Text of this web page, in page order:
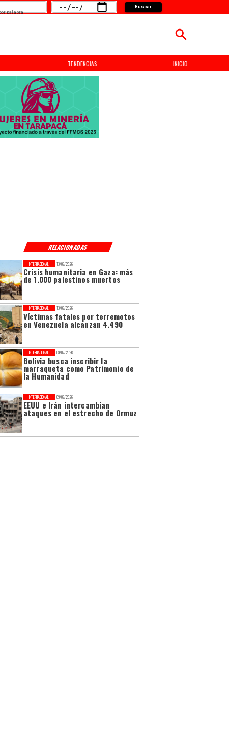
TENDENCIAS INICIO
Buscar
palabra
RELACIONADAS
13/07/2026
Crisis humanitaria en Gaza: más
de 1.000 palestinos muertos
INTERNACIONAL
13/07/2026
Víctimas fatales por terremotos
en Venezuela alcanzan 4.490
INTERNACIONAL
09/07/2026
Bolivia busca inscribir la
marraqueta como Patrimonio de
la Humanidad
INTERNACIONAL
09/07/2026
EEUU e Irán intercambian
ataques en el estrecho de Ormuz
INTERNACIONAL